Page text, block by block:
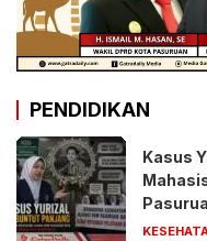
PENDIDIKAN
Kasus